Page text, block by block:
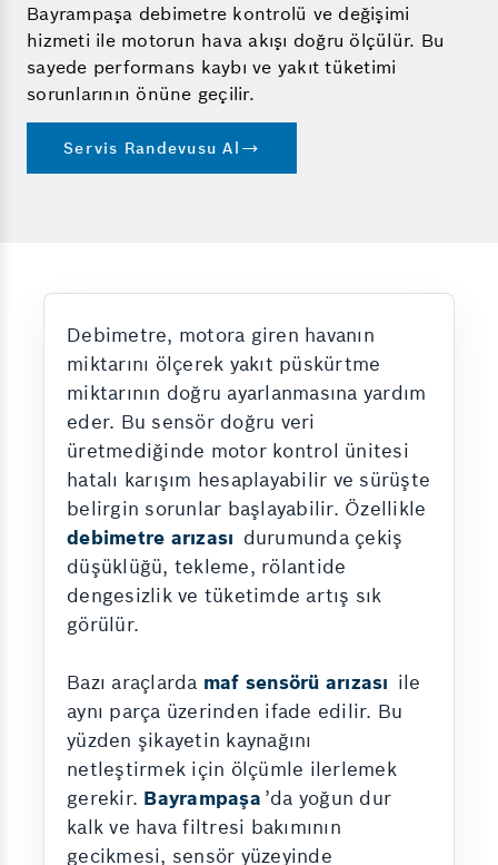
Bayrampaşa debimetre kontrolü ve değişimi
hizmeti ile motorun hava akışı doğru ölçülür. Bu
sayede performans kaybı ve yakıt tüketimi
sorunlarının önüne geçilir.
Servis Randevusu Al
Debimetre, motora giren havanın
miktarını ölçerek yakıt püskürtme
miktarının doğru ayarlanmasına yardım
eder. Bu sensör doğru veri
üretmediğinde motor kontrol ünitesi
hatalı karışım hesaplayabilir ve sürüşte
belirgin sorunlar başlayabilir. Özellikle
debimetre arızası durumunda çekiş
düşüklüğü, tekleme, rölantide
dengesizlik ve tüketimde artış sık
görülür.
Bazı araçlarda maf sensörü arızası ile
aynı parça üzerinden ifade edilir. Bu
yüzden şikayetin kaynağını
netleştirmek için ölçümle ilerlemek
gerekir. Bayrampaşa ’da yoğun dur
kalk ve hava filtresi bakımının
gecikmesi, sensör yüzeyinde